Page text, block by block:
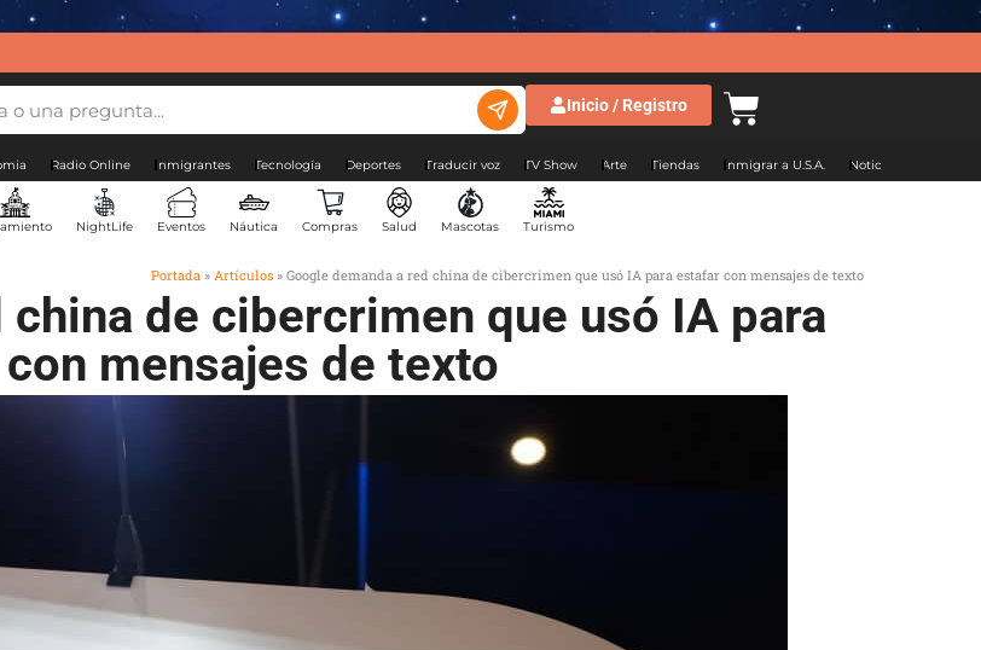
Inicio / Registro
Radio Online Inmigrantes Tecnología Deportes Traducir voz TV Show Arte Tiendas Inmigrar a U.S.A. Noticias Argentina
NightLife Eventos Náutica Compras Salud Mascotas Turismo
Portada » Artículos » Google demanda a red china de cibercrimen que usó IA para estafar con mensajes de texto
de cibercrimen que usó IA para
mensajes de texto